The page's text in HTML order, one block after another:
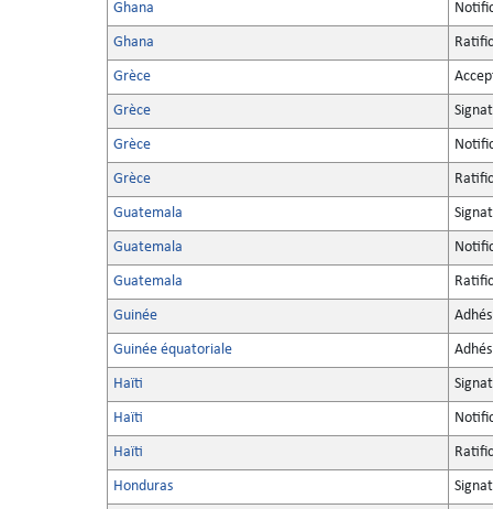
Ghana
Ghana
Grèce
Grèce
Grèce
Grèce
Guatemala
Guatemala
Guatemala
Guinée
Guinée équatoriale
Haïti
Haïti
Haïti
Honduras